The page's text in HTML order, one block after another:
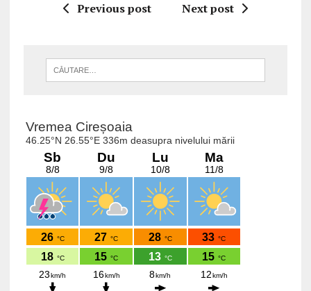
Previous post Next post